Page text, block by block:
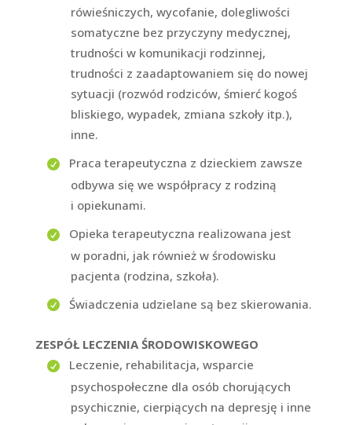
rówieśniczych, wycofanie, dolegliwości
somatyczne bez przyczyny medycznej,
trudności w komunikacji rodzinnej,
trudności z zaadaptowaniem się do nowej
sytuacji (rozwód rodziców, śmierć kogoś
bliskiego, wypadek, zmiana szkoły itp.),
inne.
Praca terapeutyczna z dzieckiem zawsze
odbywa się we współpracy z rodziną
i opiekunami.
Opieka terapeutyczna realizowana jest
w poradni, jak również w środowisku
pacjenta (rodzina, szkoła).
Świadczenia udzielane są bez skierowania.
ZESPÓŁ LECZENIA ŚRODOWISKOWEGO
Leczenie, rehabilitacja, wsparcie
psychospołeczne dla osób chorujących
psychicznie, cierpiących na depresję i inne